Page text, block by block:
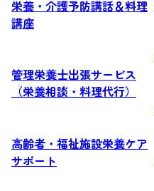
栄養・介護予防講話＆料理
講座
管理栄養士出張サービス
（栄養相談・料理代行）
高齢者・福祉施設栄養ケア
サポート